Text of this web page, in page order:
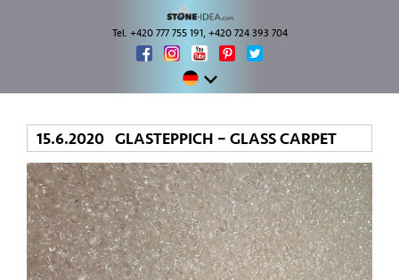
Tel. +420 777 755 191, +420 724 393 704
15.6.2020 GLASTEPPICH – GLASS CARPET